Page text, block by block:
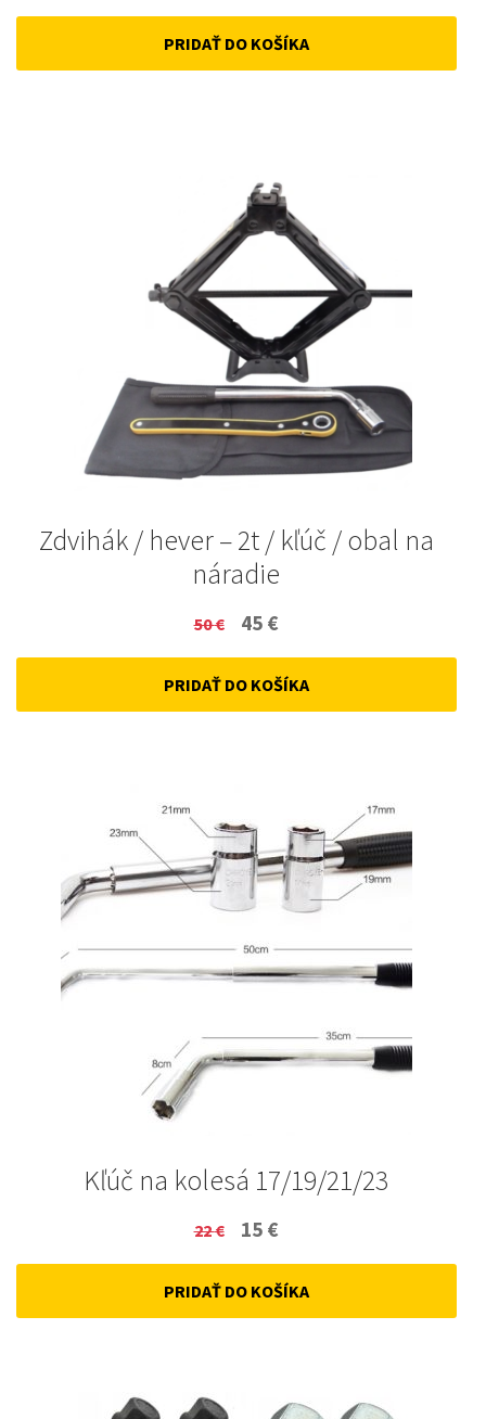
price
was:
price
is:
PRIDAŤ DO KOŠÍKA
Zdvihák / hever – 2t / kľúč / obal na
náradie
50€
Original
price
was:
45 €
price
is:
PRIDAŤ DO KOŠÍKA
Kľúč na kolesá 17/19/21/23
22€
Original
price
was:
15 €
price
is:
PRIDAŤ DO KOŠÍKA